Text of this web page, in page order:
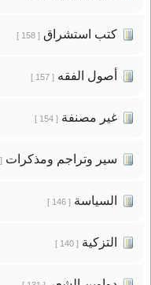
كتب استشراق[ 158 ]
أصول الفقه[ 157 ]
غير مصنفة[ 154 ]
سير وتراجم ومذكرات]
السياسة[ 146 ]
التزكية[ 140 ]